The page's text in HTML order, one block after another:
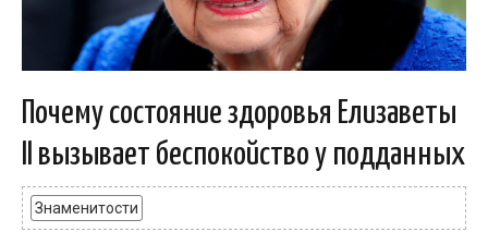
Почему состояние здоровья Елизаветы
II вызывает беспокойство у подданных
Знаменитости